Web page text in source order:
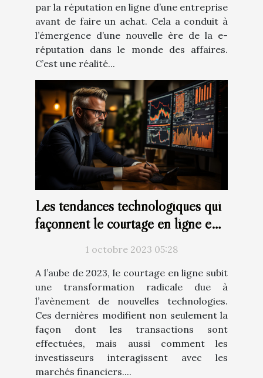
par la réputation en ligne d’une entreprise
avant de faire un achat. Cela a conduit à
l’émergence d’une nouvelle ère de la e-
réputation dans le monde des affaires.
C’est une réalité...
Les tendances technologiques qui
façonnent le courtage en ligne en
1 octobre 2023 05:28
A l’aube de 2023, le courtage en ligne subit
une transformation radicale due à
l’avènement de nouvelles technologies.
Ces dernières modifient non seulement la
façon dont les transactions sont
effectuées, mais aussi comment les
investisseurs interagissent avec les
marchés financiers....